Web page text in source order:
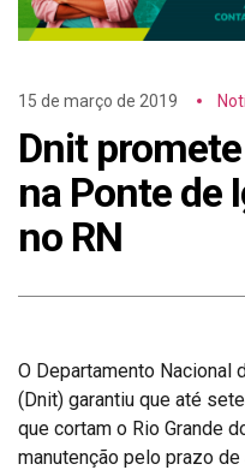
15 de março de 2019
Dnit
na Ponte de
no RN
O Departamento Nacional
(Dnit) garantiu que até
que cortam o Rio Grande
manutenção pelo prazo